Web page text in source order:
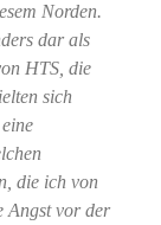
Norden.
dar als
HTS, die
sich
die ich von
Angst vor der